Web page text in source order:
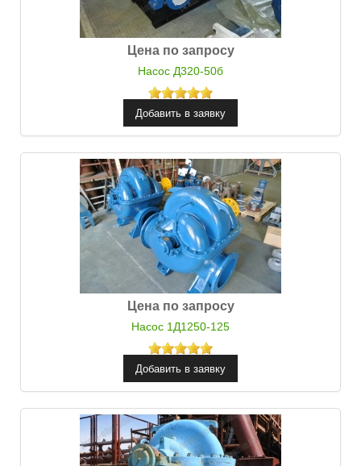
Цена по запросу
Насос Д320-50б
Цена по запросу
Насос 1Д1250-125